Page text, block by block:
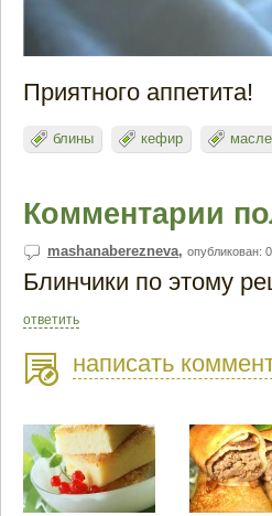
Приятного аппетита!
блины кефир
Комментарии
mashanaberezneva, опубликован:
Блинчики по этому
ответить
написать